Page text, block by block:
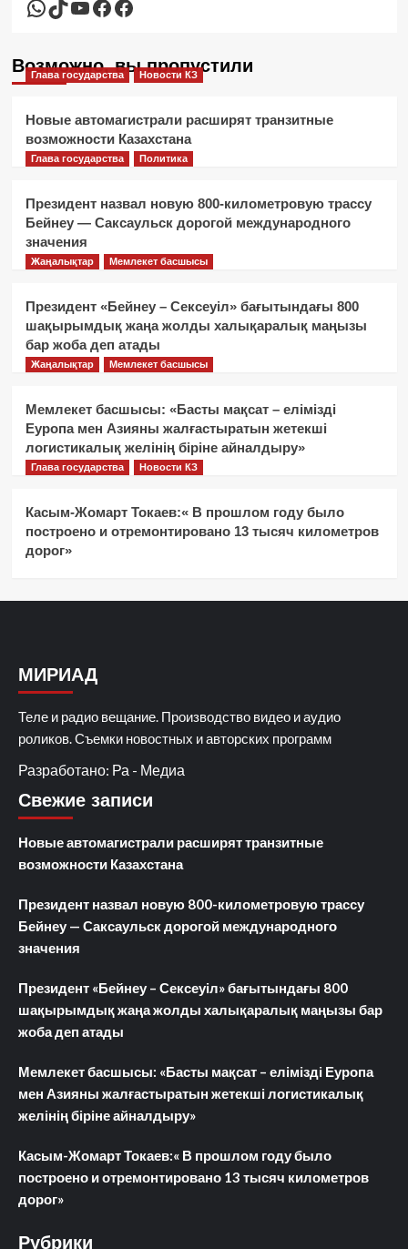
WhatsApp
TikTok
YouTube
Facebook
Facebook
Возможно, вы пропустили
Глава государства Новости КЗ
Новые автомагистрали расширят транзитные
возможности Казахстана
Глава государства Политика
Президент назвал новую 800-километровую трассу
Бейнеу — Саксаульск дорогой международного
значения
Жаңалықтар Мемлекет басшысы
Президент «Бейнеу – Сексеуіл» бағытындағы 800
шақырымдық жаңа жолды халықаралық маңызы
бар жоба деп атады
Жаңалықтар Мемлекет басшысы
Мемлекет басшысы: «Басты мақсат – елімізді
Еуропа мен Азияны жалғастыратын жетекші
логистикалық желінің біріне айналдыру»
Глава государства Новости КЗ
Касым-Жомарт Токаев:« В прошлом году было
построено и отремонтировано 13 тысяч километров
дорог»
МИРИАД
Теле и радио вещание. Производство видео и аудио
роликов. Съемки новостных и авторских программ
Разработано: Ра - Медиа
Свежие записи
Новые автомагистрали расширят транзитные
возможности Казахстана
Президент назвал новую 800-километровую трассу
Бейнеу — Саксаульск дорогой международного
значения
Президент «Бейнеу – Сексеуіл» бағытындағы 800
шақырымдық жаңа жолды халықаралық маңызы бар
жоба деп атады
Мемлекет басшысы: «Басты мақсат – елімізді Еуропа
мен Азияны жалғастыратын жетекші логистикалық
желінің біріне айналдыру»
Касым-Жомарт Токаев:« В прошлом году было
построено и отремонтировано 13 тысяч километров
дорог»
Рубрики